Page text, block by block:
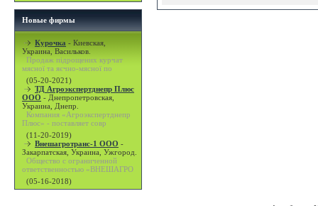
Новые фирмы
Курочка - Киевская,
Украина, Васильков.
Продаж підрощених курчат
мясної та яєчно-мясної по
(05-20-2021)
ТД Агроэкспертднепр Плюс
ООО - Днепропетровская,
Украина, Днепр.
Компания «Агроэкспертднепр
Плюс» - поставляет совр
(11-20-2019)
Внешагротранс-1 ООО -
Закарпатская, Украина, Ужгород.
Общество с ограниченной
ответственностью «ВНЕШАГРО
(05-16-2018)